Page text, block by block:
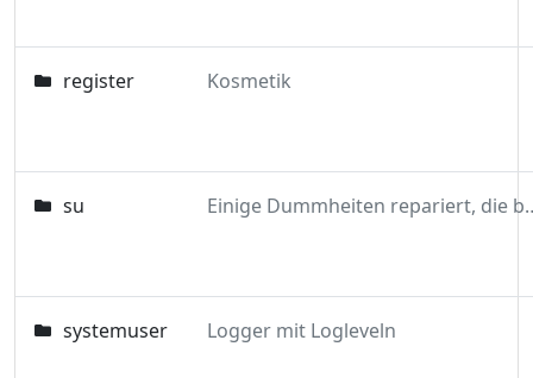
register Kosmetik
su Einige Dummheiten repariert, die beim ersetzen von
systemuser Logger mit Logleveln